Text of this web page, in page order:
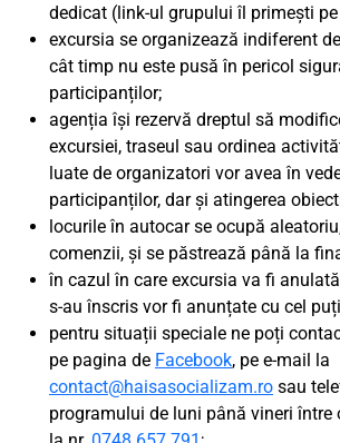
dedicat (link-ul grupului îl primești
excursia se organizează indiferent
cât timp nu este pusă în pericol
participanților;
agenția își rezervă dreptul să
excursiei, traseul sau ordinea
luate de organizatori vor avea în
participanților, dar și atingerea
locurile în autocar se ocupă
comenzii, și se păstrează până la
în cazul în care excursia va fi
s-au înscris vor fi anunțate cu cel
pentru situații speciale ne poți
pe pagina de Facebook, pe e-mail la
contact@haisasocializam.ro sau
programului de luni până vineri între